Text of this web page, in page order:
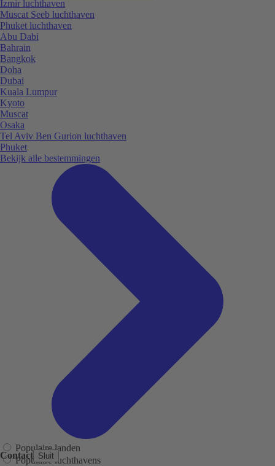
Contact Sluit
Izmir luchthaven
Muscat Seeb luchthaven
Phuket luchthaven
Abu Dabi
Bahrain
Bangkok
Doha
Dubai
Kuala Lumpur
Kyoto
Muscat
Osaka
Tel Aviv Ben Gurion luchthaven
Phuket
Bekijk alle bestemmingen
Populaire landen
Populaire luchthavens